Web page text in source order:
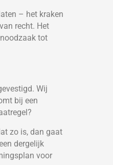
– het kraken
recht. Het
tot
Wij
bij een
zo is, dan gaat
dergelijk
voor